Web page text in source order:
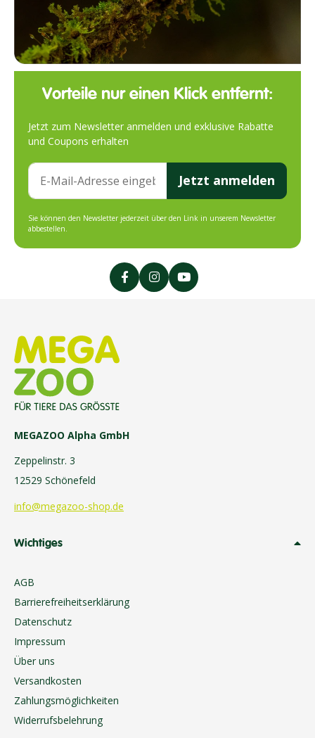
Vorteile nur einen Klick entfernt:
Jetzt zum Newsletter anmelden und exklusive Rabatte
und Coupons erhalten
Jetzt anmelden
Sie können den Newsletter jederzeit über den Link in unserem Newsletter
abbestellen.
MEGAZOO Alpha GmbH
Zeppelinstr. 3
12529 Schönefeld
info@megazoo-shop.de
Wichtiges
AGB
Barrierefreiheitserklärung
Datenschutz
Impressum
Über uns
Versandkosten
Zahlungsmöglichkeiten
Widerrufsbelehrung